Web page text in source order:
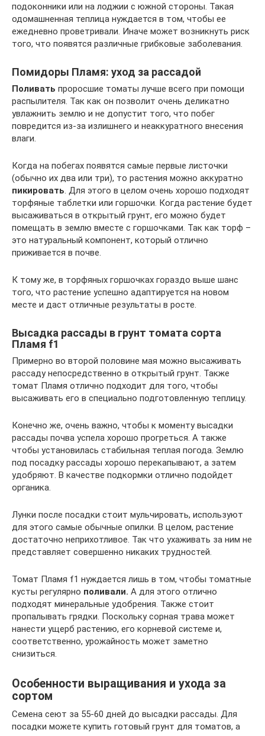
подоконники или на лоджии с южной стороны. Такая
одомашненная теплица нуждается в том, чтобы ее
ежедневно проветривали. Иначе может возникнуть риск
того, что появятся различные грибковые заболевания.
Помидоры Пламя: уход за рассадой
Поливать проросшие томаты лучше всего при помощи
распылителя. Так как он позволит очень деликатно
увлажнить землю и не допустит того, что побег
повредится из-за излишнего и неаккуратного внесения
влаги.
Когда на побегах появятся самые первые листочки
(обычно их два или три), то растения можно аккуратно
пикировать. Для этого в целом очень хорошо подходят
торфяные таблетки или горшочки. Когда растение будет
высаживаться в открытый грунт, его можно будет
помещать в землю вместе с горшочками. Так как торф –
это натуральный компонент, который отлично
приживается в почве.
К тому же, в торфяных горшочках гораздо выше шанс
того, что растение успешно адаптируется на новом
месте и даст отличные результаты в росте.
Высадка рассады в грунт томата сорта
Пламя f1
Примерно во второй половине мая можно высаживать
рассаду непосредственно в открытый грунт. Также
томат Пламя отлично подходит для того, чтобы
высаживать его в специально подготовленную теплицу.
Конечно же, очень важно, чтобы к моменту высадки
рассады почва успела хорошо прогреться. А также
чтобы установилась стабильная теплая погода. Землю
под посадку рассады хорошо перекапывают, а затем
удобряют. В качестве подкормки отлично подойдет
органика.
Лунки после посадки стоит мульчировать, используют
для этого самые обычные опилки. В целом, растение
достаточно неприхотливое. Так что ухаживать за ним не
представляет совершенно никаких трудностей.
Томат Пламя f1 нуждается лишь в том, чтобы томатные
кусты регулярно поливали. А для этого отлично
подходят минеральные удобрения. Также стоит
пропалывать грядки. Поскольку сорная трава может
нанести ущерб растению, его корневой системе и,
соответственно, урожайность может заметно
снизиться.
Особенности выращивания и ухода за
сортом
Семена сеют за 55-60 дней до высадки рассады. Для
посадки можете купить готовый грунт для томатов, а